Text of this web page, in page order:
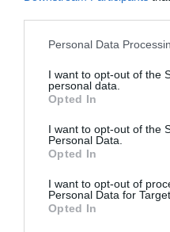
Personal Data
I want to opt-out of the
personal data.
Opted In
I want to opt-out of the
Personal Data.
Opted In
I want to opt-out of
Personal Data for
Opted In
La plataforma de
corresponden al mercado
propiedades deportivas y
segmentados por
aproximado de cada
información, contacta con
Añadir 2Playbook
de forma gratuita